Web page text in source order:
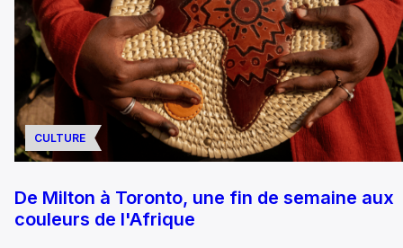
CULTURE
De Milton à Toronto, une fin de semaine aux
couleurs de l'Afrique